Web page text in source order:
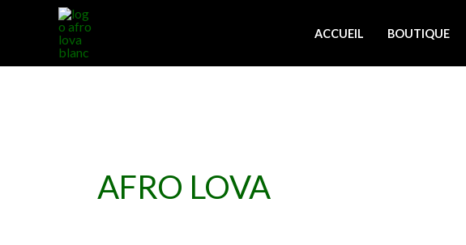
ACCUEIL BOUTIQUE
AFRO LOVA